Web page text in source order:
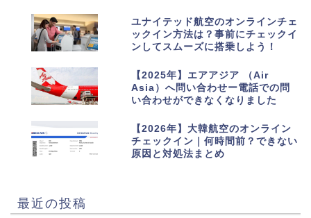
ユナイテッド航空のオンラインチェ
ックイン方法は？事前にチェックイ
ンしてスムーズに搭乗しよう！
【2025年】エアアジア （Air
Asia）へ問い合わせー電話での問
い合わせができなくなりました
【2026年】大韓航空のオンライン
チェックイン｜何時間前？できない
原因と対処法まとめ
最近の投稿